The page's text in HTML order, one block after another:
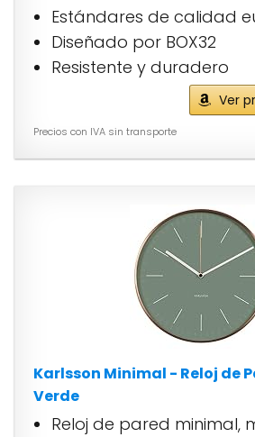
Estándares de calidad
Diseñado por BOX32
Resistente y duradero
Ver
Precios con IVA sin transporte
Karlsson Minimal - Reloj de
Verde
Reloj de pared minimal,